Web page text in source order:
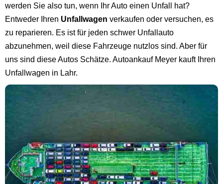
werden Sie also tun, wenn Ihr Auto einen Unfall hat?
Entweder Ihren Unfallwagen verkaufen oder versuchen, es
zu reparieren. Es ist für jeden schwer Unfallauto
abzunehmen, weil diese Fahrzeuge nutzlos sind. Aber für
uns sind diese Autos Schätze. Autoankauf Meyer kauft Ihren
Unfallwagen in Lahr.